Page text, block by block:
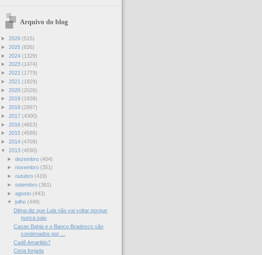
Arquivo do blog
► 2026 (515)
► 2025 (836)
► 2024 (1329)
► 2023 (1474)
► 2022 (1779)
► 2021 (1829)
► 2020 (2026)
► 2019 (1938)
► 2018 (2997)
► 2017 (4300)
► 2016 (4653)
► 2015 (4588)
► 2014 (4709)
▼ 2013 (4590)
► dezembro (404)
► novembro (351)
► outubro (419)
► setembro (381)
► agosto (443)
▼ julho (449)
Dilma diz que Lula não vai voltar porque
nunca saiu
Casas Bahia e o Banco Bradesco são
condenados por ...
Cadê Amarildo?
Cena forjada